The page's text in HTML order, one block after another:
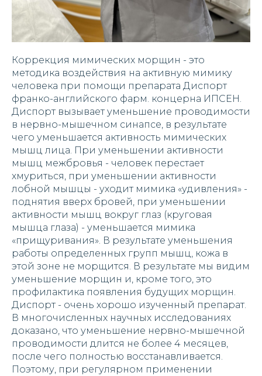
Коррекция мимических морщин - это
методика воздействия на активную мимику
человека при помощи препарата Диспорт
франко-английского фарм. концерна ИПСЕН.
Диспорт вызывает уменьшение проводимости
в нервно-мышечном синапсе, в результате
чего уменьшается активность мимических
мышц лица. При уменьшении активности
мышц межбровья - человек перестает
хмуриться, при уменьшении активности
лобной мышцы - уходит мимика «удивления» -
поднятия вверх бровей, при уменьшении
активности мышц вокруг глаз (круговая
мышца глаза) - уменьшается мимика
«прищуривания». В результате уменьшения
работы определенных групп мышц, кожа в
этой зоне не морщится. В результате мы видим
уменьшение морщин и, кроме того, это
профилактика появления будущих морщин.
Диспорт - очень хорошо изученный препарат.
В многочисленных научных исследованиях
доказано, что уменьшение нервно-мышечной
проводимости длится не более 4 месяцев,
после чего полностью восстанавливается.
Поэтому, при регулярном применении